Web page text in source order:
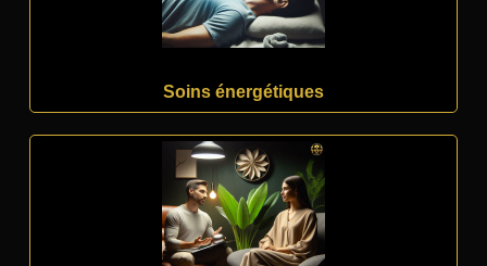
Soins énergétiques